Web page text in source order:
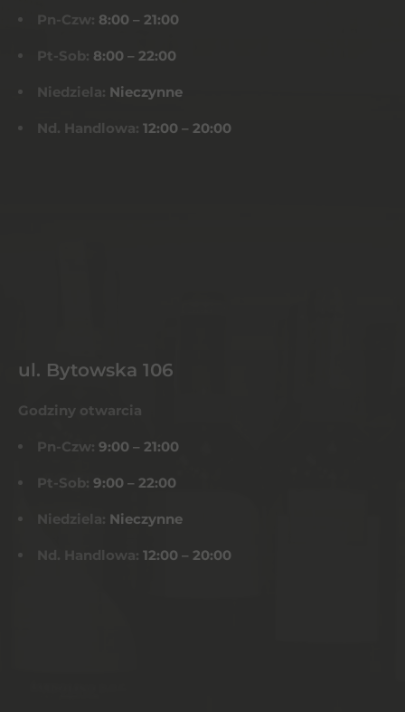
Pn-Czw: 8:00 – 21:00
Pt-Sob: 8:00 – 22:00
Niedziela: Nieczynne
Nd. Handlowa: 12:00 – 20:00
ul. Bytowska 106
Godziny otwarcia
Pn-Czw: 9:00 – 21:00
Pt-Sob: 9:00 – 22:00
Niedziela: Nieczynne
Nd. Handlowa: 12:00 – 20:00